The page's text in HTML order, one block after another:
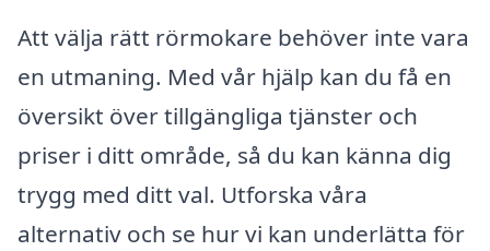
Att välja rätt rörmokare behöver inte vara
en utmaning. Med vår hjälp kan du få en
översikt över tillgängliga tjänster och
priser i ditt område, så du kan känna dig
trygg med ditt val. Utforska våra
alternativ och se hur vi kan underlätta för